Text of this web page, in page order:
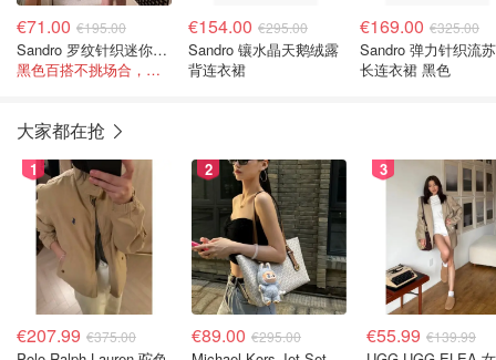
€71.00 €195.00
Sandro 罗纹针织迷你连衣裙 黑色
黑色百搭不挑场合，迷你裙长度显腿长！
€154.00 €295.00
Sandro 镶水晶天鹅绒露
背连衣裙
€169.00 €325.00
Sandro 弹力针织流
长连衣裙 黑色
大家都在抢
1
€207.99 €375.00
2
€89.00 €295.00
3
€55.99 €139.99